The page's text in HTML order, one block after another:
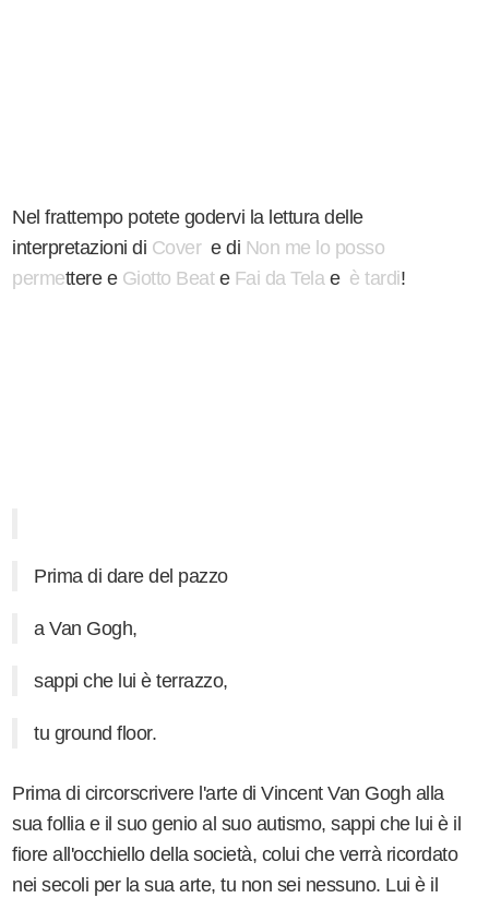
Nel frattempo potete godervi la lettura delle
interpretazioni di Covere di Non me lo posso
permettere e Giotto Beate Fai da Telae è tardi!
Prima di dare del pazzo
a Van Gogh,
sappi che lui è terrazzo,
tu ground floor.
Prima di circorscrivere l'arte di Vincent Van Gogh alla
sua follia e il suo genio al suo autismo, sappi che lui è il
fiore all'occhiello della società, colui che verrà ricordato
nei secoli per la sua arte, tu non sei nessuno. Lui è il